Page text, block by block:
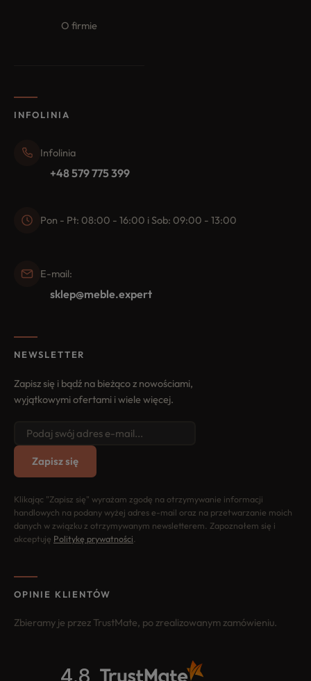
O firmie
INFOLINIA
Infolinia
+48 579 775 399
Pon - Pt: 08:00 - 16:00 i Sob: 09:00 - 13:00
E-mail:
sklep@meble.expert
NEWSLETTER
Zapisz się i bądź na bieżąco z nowościami,
wyjątkowymi ofertami i wiele więcej.
Zapisz się
Klikając "Zapisz się" wyrażam zgodę na otrzymywanie informacji
handlowych na podany wyżej adres e-mail oraz na przetwarzanie moich
danych w związku z otrzymywanym newsletterem. Zapoznałem się i
akceptuję Politykę prywatności
OPINIE KLIENTÓW
Zbieramy je przez TrustMate, po zrealizowanym zamówieniu.